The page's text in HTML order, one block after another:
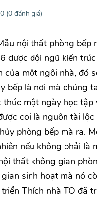
0 (0đánh giá)
nội thất phòng
được đội ngũ kiến
của một ngôi nhà, đó
bếp là nơi mà chúng
một ngày học
coi là nguồn tài
phòng bếp mà ra.
nếu không phải là
thất không gian
sinh hoạt mà nó
Thích nhà TO đã